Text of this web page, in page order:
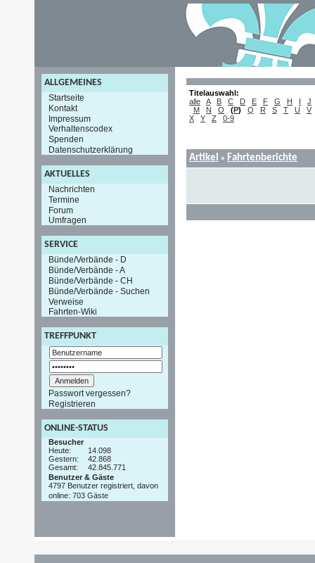
ALLGEMEINES
Startseite
Kontakt
Impressum
Verhaltenscodex
Spenden
Datenschutzerklärung
AKTUELLES
Nachrichten
Termine
Forum
Umfragen
SERVICE
Bünde/Verbände - D
Bünde/Verbände - A
Bünde/Verbände - CH
Bünde/Verbände - Suchen
Verweise
Fahrten-Wiki
TREFFPUNKT
Passwort vergessen?
Registrieren
ONLINE-STATUS
Besucher
Heute:
14.098
Gestern:
42.868
Gesamt:
42.845.771
Benutzer & Gäste
4797 Benutzer registriert, davon
online: 703 Gäste
Titelauswahl:
alle
A B C D E F G H I
J
M
N O (P) Q R S T U
V
X
Y Z 0-9
Artikel » Fahrtenberichte